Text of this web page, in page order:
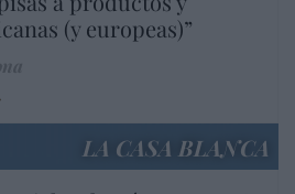
(y europeas)”
LA CASA BLANCA